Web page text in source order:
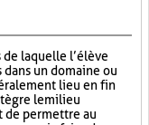
laquelle l’élève
un domaine ou
lieu en fin
le milieu
de permettre au